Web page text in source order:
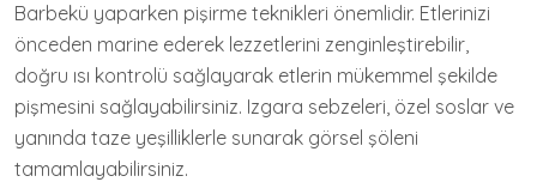
Barbekü yaparken pişirme teknikleri önemlidir. Etlerinizi
önceden marine ederek lezzetlerini zenginleştirebilir,
doğru ısı kontrolü sağlayarak etlerin mükemmel şekilde
pişmesini sağlayabilirsiniz. Izgara sebzeleri, özel soslar ve
yanında taze yeşilliklerle sunarak görsel şöleni
tamamlayabilirsiniz.